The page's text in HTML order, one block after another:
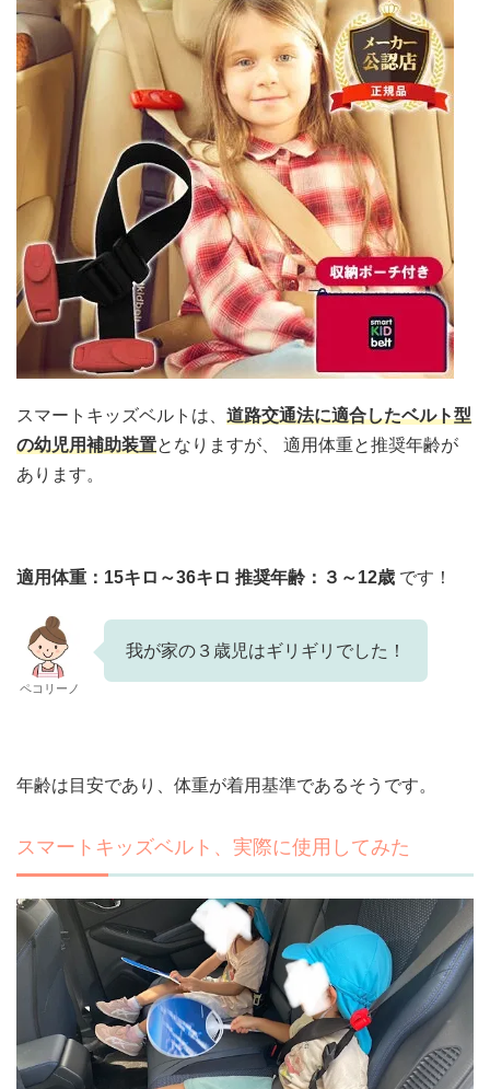
スマートキッズベルトは、 道路交通法に適合したベルト型
の幼児用補助装置となりますが、 適用体重と推奨年齢が
あります。
適用体重：15キロ～36キロ 推奨年齢：３～12歳 です！
ペコリーノ
我が家の３歳児はギリギリでした！
年齢は目安であり、体重が着用基準であるそうです。
スマートキッズベルト、実際に使用してみた